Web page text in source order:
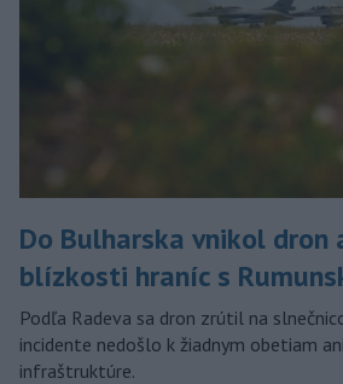
Do Bulharska vnikol dron
blízkosti hraníc s
Podľa Radeva sa dron zrútil na
incidente nedošlo k žiadnym obetiam
infraštruktúre.